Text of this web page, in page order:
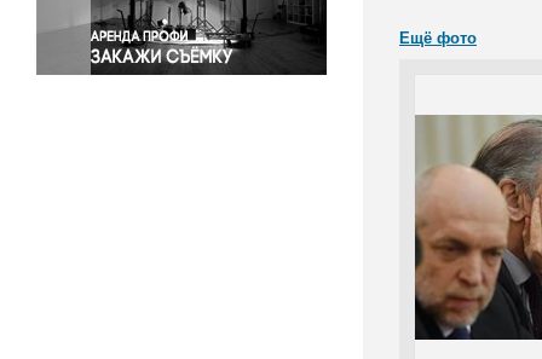
Экономика и бизнес
Ещё фото